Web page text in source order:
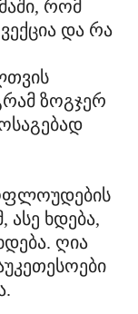
რომ
და რა
ზოგჯერ
ასე ხდება,
ღია